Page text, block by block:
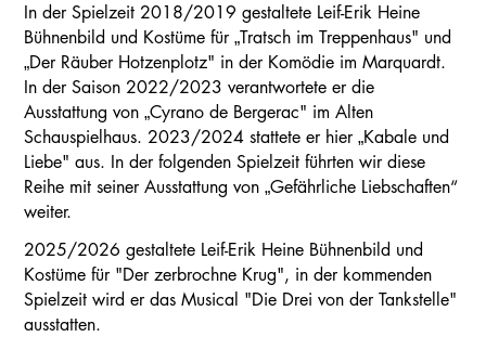
In der Spielzeit 2018/2019 gestaltete Leif-Erik Heine
Bühnenbild und Kostüme für „Tratsch im Treppenhaus" und
„Der Räuber Hotzenplotz" in der Komödie im Marquardt.
In der Saison 2022/2023 verantwortete er die
Ausstattung von „Cyrano de Bergerac" im Alten
Schauspielhaus. 2023/2024 stattete er hier „Kabale und
Liebe" aus. In der folgenden Spielzeit führten wir diese
Reihe mit seiner Ausstattung von „Gefährliche Liebschaften“
weiter.
2025/2026 gestaltete Leif-Erik Heine Bühnenbild und
Kostüme für "Der zerbrochne Krug", in der kommenden
Spielzeit wird er das Musical "Die Drei von der Tankstelle"
ausstatten.